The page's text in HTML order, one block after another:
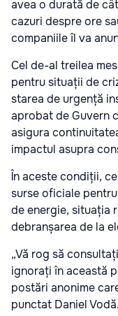
avea o durată de
cazuri despre ore
companiile îl va
Cel de-al treilea
pentru situații de
starea de urgență
aprobat de Guvern
asigura
impactul asupra
În aceste condiții,
surse oficiale
de energie, situația
debranșarea de la
„Vă rog să
ignorați în această
postări anonime
punctat Daniel Vodă.